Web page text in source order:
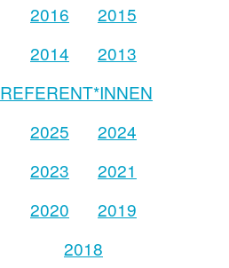
2016
2015
2014
2013
REFERENT*INNEN
2025
2024
2023
2021
2020
2019
2018